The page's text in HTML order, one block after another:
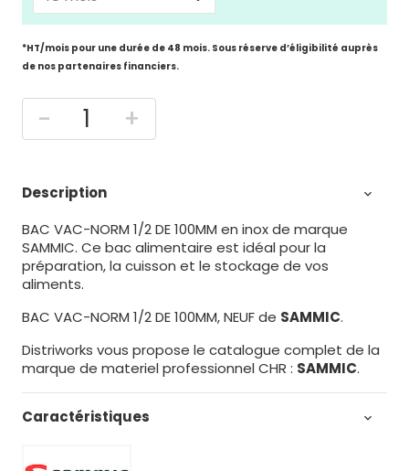
*HT/mois pour une durée de 48 mois. Sous réserve d’éligibilité auprès
de nos partenaires financiers.
- +
Description 
BAC VAC-NORM 1/2 DE 100MM en inox de marque
SAMMIC. Ce bac alimentaire est idéal pour la
préparation, la cuisson et le stockage de vos
aliments.
BAC VAC-NORM 1/2 DE 100MM, NEUF de SAMMIC.
Distriworks vous propose le catalogue complet de la
marque de materiel professionnel CHR : SAMMIC.
Caractéristiques 